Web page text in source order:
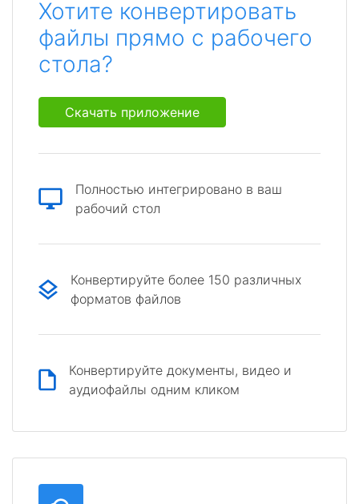
Хотите конвертировать
файлы прямо с рабочего
стола?
Скачать приложение
Полностью интегрировано в ваш
рабочий стол
Конвертируйте более 150 различных
форматов файлов
Конвертируйте документы, видео и
аудиофайлы одним кликом